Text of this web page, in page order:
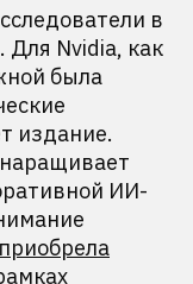
в
Для Nvidia, как
была
издание.
ИИ-
приобрела